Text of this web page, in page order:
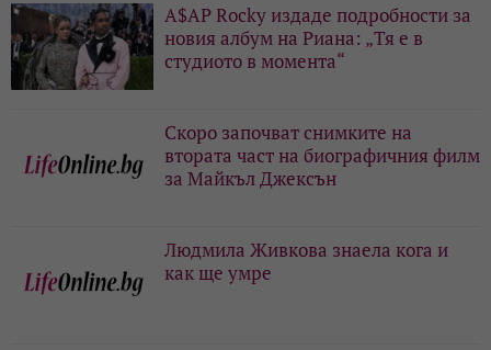
A$AP Rocky издаде подробности за
новия албум на Риана: „Тя е в
студиото в момента“
Скоро започват снимките на
втората част на биографичния филм
за Майкъл Джексън
Людмила Живкова знаела кога и
как ще умре